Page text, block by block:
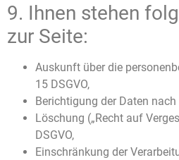
9. Ihnen stehen
zur Seite:
Auskunft über die
15 DSGVO,
Berichtigung der Daten nach
Löschung („Recht auf
DSGVO,
Einschränkung der